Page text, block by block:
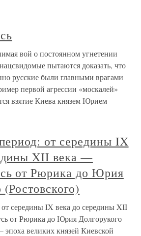
вой о постоянном угнетении
пытаются доказать, что
русские были главными врагами
первой агрессии «москалей»
взятие Киева князем Юрием
от середины IX
XII века —
от Рюрика до Юрия
середины IX века до середины XII
от Рюрика до Юрия Долгорукого
великих князей Киевской